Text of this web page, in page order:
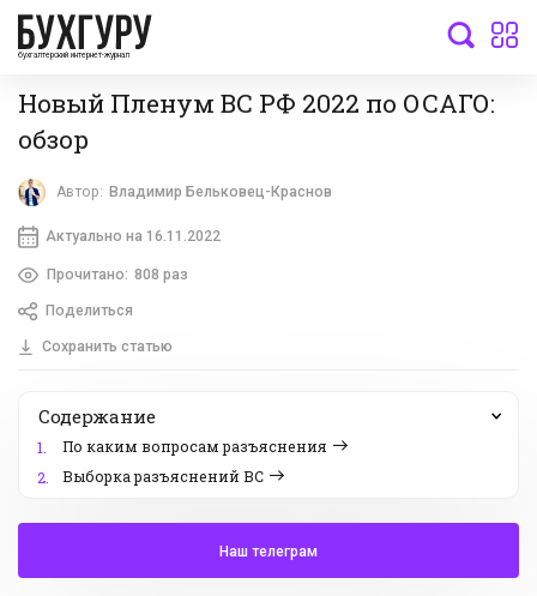
бухгалтерский интернет-журнал
Новый Пленум ВС РФ 2022 по ОСАГО:
обзор
Автор: Владимир Бельковец-Краснов
Актуально на 16.11.2022
Прочитано: 808 раз
Поделиться
Сохранить статью
Содержание
1.
По каким вопросам разъяснения
2.
Выборка разъяснений ВС
Наш телеграм